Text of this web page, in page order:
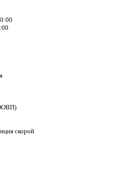
скорой